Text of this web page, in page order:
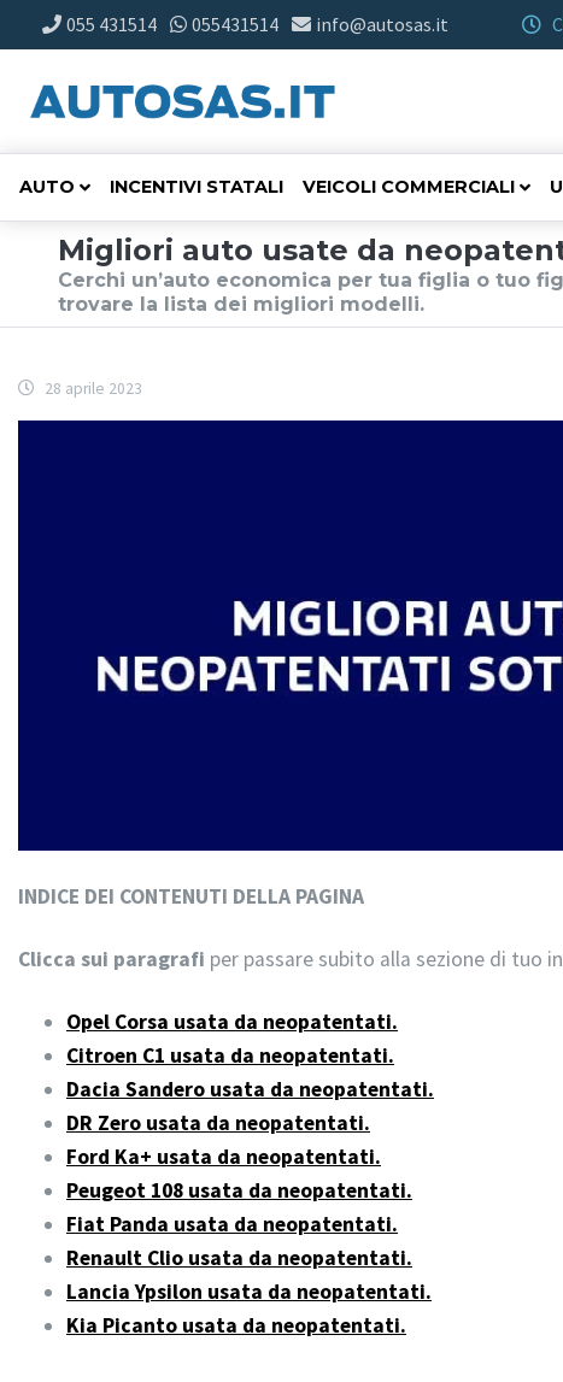
055 431514 055431514 info@autosas.it
AUTO INCENTIVI STATALI VEICOLI COMMERCIALI
Migliori auto usate da
Cerchi un’auto economica per tua figlia o tuo
trovare la lista dei migliori modelli.
28 aprile 2023
INDICE DEI CONTENUTI DELLA PAGINA
Clicca sui paragrafi per passare subito alla sezione di tuo
Opel Corsa usata da neopatentati.
Citroen C1 usata da neopatentati.
Dacia Sandero usata da neopatentati.
DR Zero usata da neopatentati.
Ford Ka+ usata da neopatentati.
Peugeot 108 usata da neopatentati.
Fiat Panda usata da neopatentati.
Renault Clio usata da neopatentati.
Lancia Ypsilon usata da neopatentati.
Kia Picanto usata da neopatentati.